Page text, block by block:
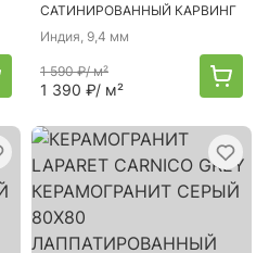
САТИНИРОВАННЫЙ КАРВИНГ
Индия, 9,4 мм
1 590 ₽/ м²
1 390 ₽/ м²